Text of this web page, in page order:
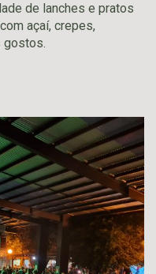
de lanches e pratos
açaí, crepes,
gostos.